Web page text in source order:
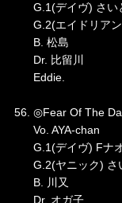
G.1(デイヴ) さい
G.2(エイドリアン
B. 松島
Dr. 比留川
Eddie.
56. ◎Fear Of The
Vo. AYA-chan
G.1(デイヴ) Fナ
G.2(ヤニック) さ
B. 川又
Dr. オガ子